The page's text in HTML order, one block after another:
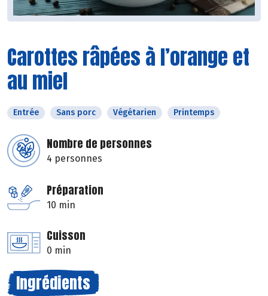
Carottes râpées à l’orange et
au miel
Entrée Sans porc Végétarien Printemps
Nombre de personnes
4 personnes
Préparation
10 min
Cuisson
0 min
Ingrédients